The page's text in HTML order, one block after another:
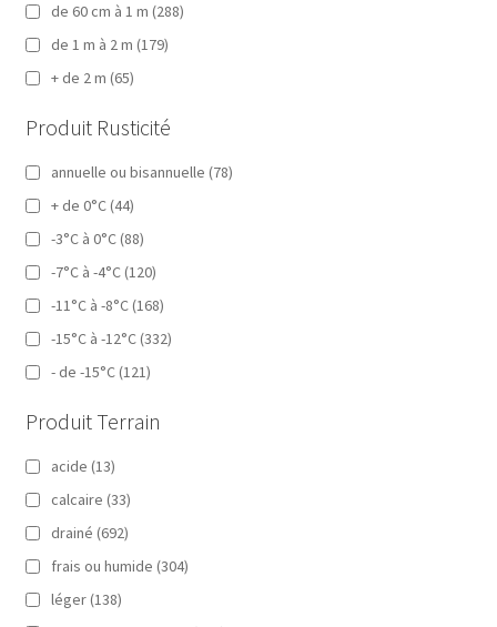
de 60 cm à 1 m (288)
de 1 m à 2 m (179)
+ de 2 m (65)
Produit Rusticité
annuelle ou bisannuelle (78)
+ de 0°C (44)
-3°C à 0°C (88)
-7°C à -4°C (120)
-11°C à -8°C (168)
-15°C à -12°C (332)
- de -15°C (121)
Produit Terrain
acide (13)
calcaire (33)
drainé (692)
frais ou humide (304)
léger (138)